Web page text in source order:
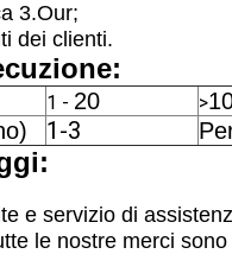
3.Our;
dei clienti.
1 - 20 >
1-3
e servizio di
le nostre merci